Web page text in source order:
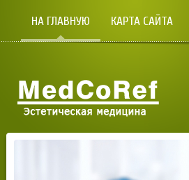
НА ГЛАВНУЮ КАРТА САЙТА